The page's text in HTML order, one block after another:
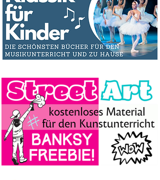
Lösungsblatt. Weitere Aufgaben
regen zur Reflexion im Austausch an.
Funktionieren die Bildkarten auch
ohne Textlesen?
über Gesprächsanlässe genutzt
werden (ideal für DaZ-Kinder).